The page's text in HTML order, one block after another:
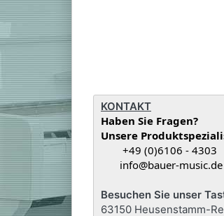
KONTAKT
Haben Sie Fragen?
Unsere
+49 (0)6106 - 4303
info@bauer-music.de
Besuchen Sie unser
63150 Heusenstamm-